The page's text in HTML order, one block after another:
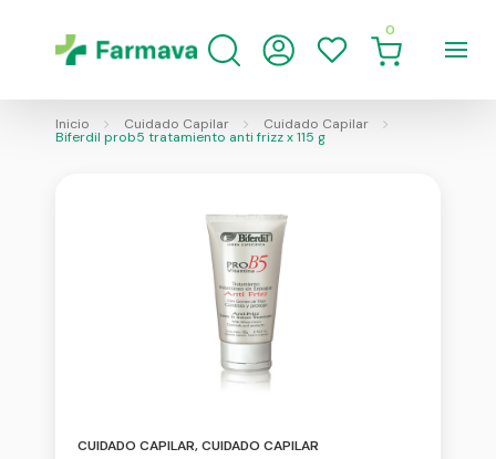
0
Inicio Cuidado Capilar Cuidado Capilar
Biferdil prob5 tratamiento anti frizz x 115 g
CUIDADO CAPILAR,CUIDADO CAPILAR